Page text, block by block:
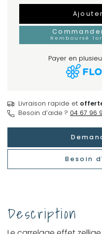
Remboursé
Payer en
Livraison rapide et
Besoin d’aide ? 04 67 96
Besoin
Description